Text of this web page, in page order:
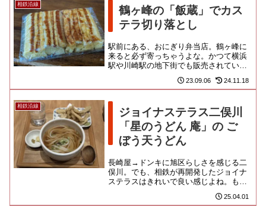
相鉄沿線
鶴ヶ峰の「飯蔵」でカス
テラ切り落とし
駅前にある、おにぎり弁当店。鶴ヶ峰に
来ると必ず寄っちゃうよな。かつて横浜
駅や川崎駅の地下街でも販売されてい
た、ヤマパン製のカステラ切り落としパ
ックを購入できるお店なんだよね...
23.09.06 24.11.18
相鉄沿線
ジョイナステラス二俣川
「星のうどん 庵」の ご
ぼう天うどん
長崎屋→ドンキに旭区らしさを感じる二
俣川。でも、相鉄が再開発したジョイナ
ステラスはきれいで良い感じよね。もち
ろん遠方から人を呼ぶ面白さはありませ
んが、必要なものが手堅く揃っ... 25.04.01